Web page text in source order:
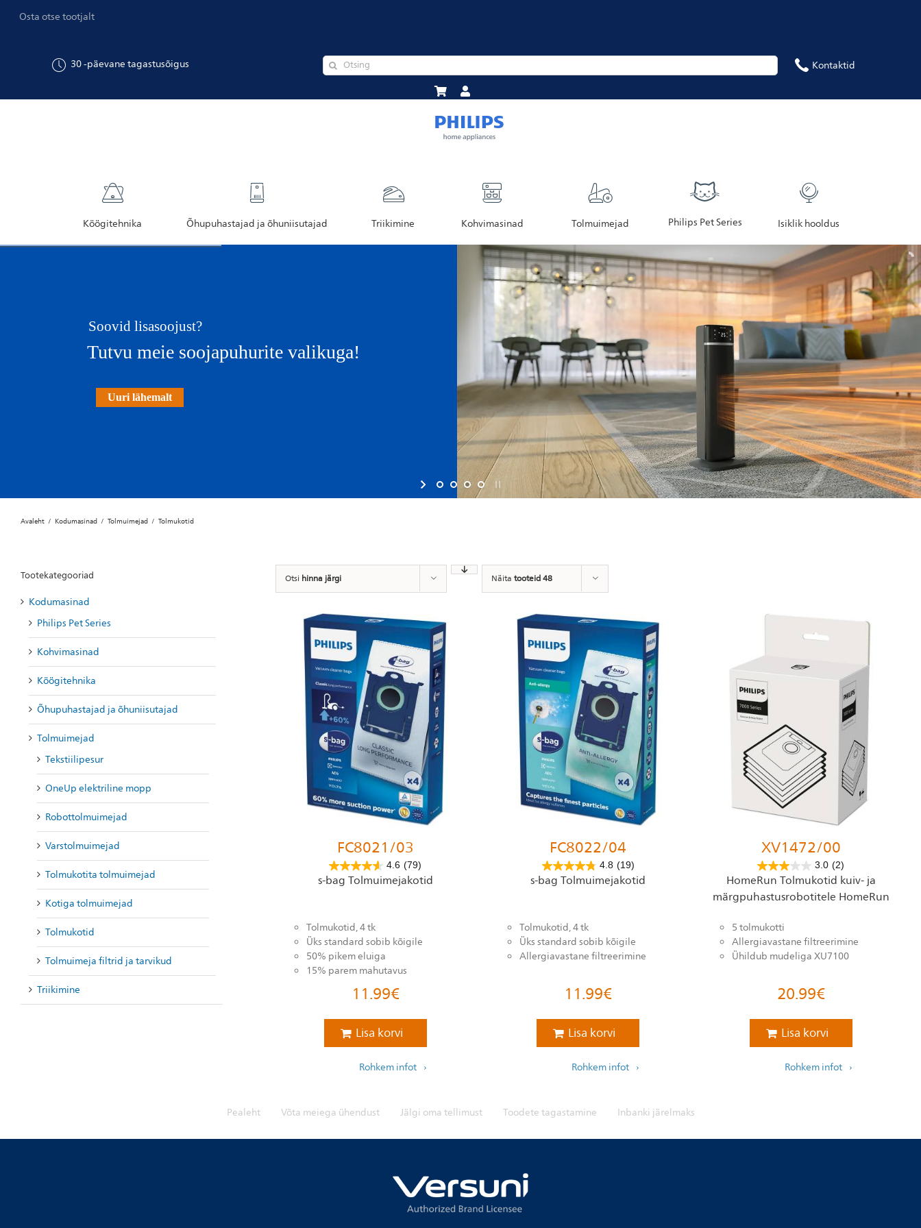
Osta otse tootjalt
30-päevane tagastusõigus Kontaktid
Köögitehnika Õhupuhastajad ja õhuniisutajad Triikimine Kohvimasinad Tolmuimejad Philips Pet Series Isiklik hooldus
Uuri lähemalt
Tutvu meie soojapuhurite valikuga!
Soovid lisasoojust?
Avaleht Kodumasinad Tolmuimejad Tolmukotid
Otsi hinna järgi Näitatooteid 48
FC8021/03
4.6 (79)
s-bag Tolmuimejakotid
Tolmukotid, 4 tk
Üks standard sobib kõigile
50% pikem eluiga
15% parem mahutavus
11.99€
Lisa korvi
Rohkem infot
FC8022/04
4.8 (19)
s-bag Tolmuimejakotid
Tolmukotid, 4 tk
Üks standard sobib kõigile
Allergiavastane filtreerimine
11.99€
Lisa korvi
Rohkem infot
XV1472/00
3.0 (2)
HomeRun Tolmukotid kuiv- ja
märgpuhastusrobotitele HomeRun
5 tolmukotti
Allergiavastane filtreerimine
Ühildub mudeliga XU7100
20.99€
Lisa korvi
Rohkem infot
Tootekategooriad
Kodumasinad
Philips Pet Series
Kohvimasinad
Köögitehnika
Õhupuhastajad ja õhuniisutajad
Tolmuimejad
Tekstiilipesur
OneUp elektriline mopp
Robottolmuimejad
Varstolmuimejad
Tolmukotita tolmuimejad
Kotiga tolmuimejad
Tolmukotid
Tolmuimeja filtrid ja tarvikud
Triikimine
Pealeht Võta meiega ühendust Jälgi oma tellimust Toodete tagastamine Inbanki järelmaks